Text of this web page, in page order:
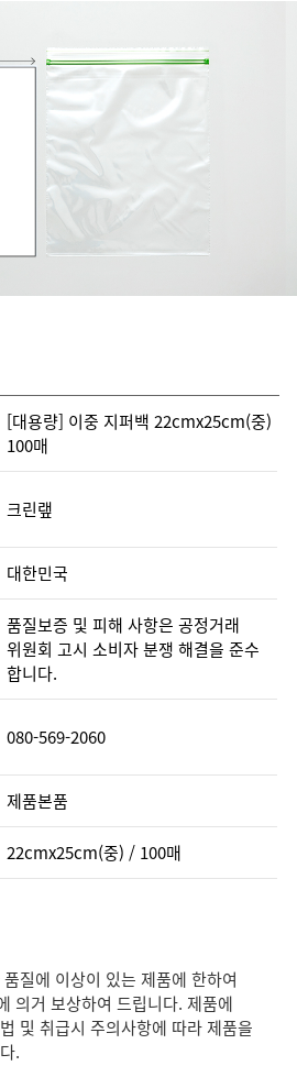
[대용량] 이중 지퍼백 22cmx25cm(중)
100매
크린랲
대한민국
품질보증 및 피해 사항은 공정거래
위원회 고시 소비자 분쟁 해결을 준수
합니다.
080-569-2060
제품본품
22cmx25cm(중) / 100매
질에 이상이 있는 제품에 한하여
의거 보상하여 드립니다. 제품에
및 취급시 주의사항에 따라 제품을
.